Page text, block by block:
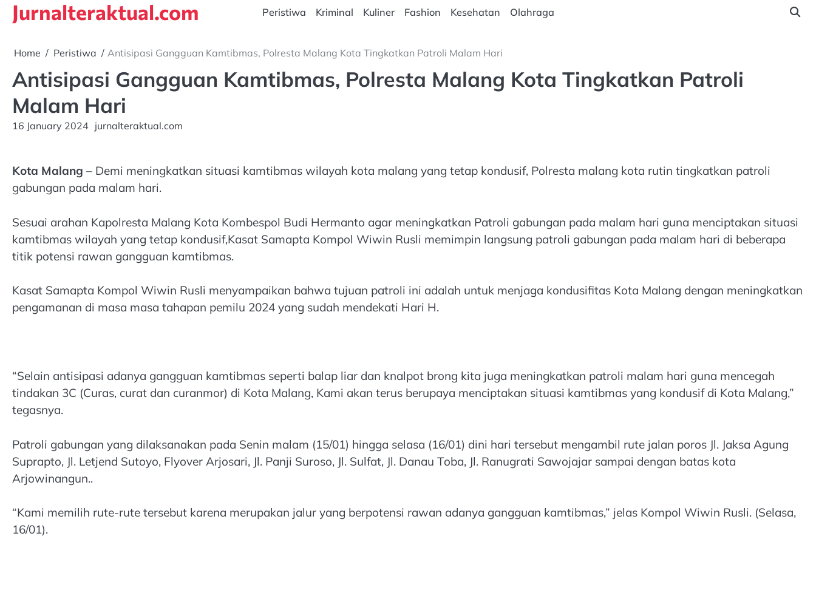
SkipJurnalteraktual.com Peristiwa Kriminal Kuliner Fashion Kesehatan Olahraga
Home Peristiwa Antisipasi Gangguan Kamtibmas, Polresta Malang Kota Tingkatkan Patroli Malam Hari
Antisipasi Gangguan Kamtibmas, Polresta Malang Kota Tingkatkan Patroli
Malam Hari
16 January 2024 jurnalteraktual.com
Kota Malang – Demi meningkatkan situasi kamtibmas wilayah kota malang yang tetap kondusif, Polresta malang kota rutin tingkatkan patroli
gabungan pada malam hari.
Sesuai arahan Kapolresta Malang Kota Kombespol Budi Hermanto agar meningkatkan Patroli gabungan pada malam hari guna menciptakan situasi
kamtibmas wilayah yang tetap kondusif,Kasat Samapta Kompol Wiwin Rusli memimpin langsung patroli gabungan pada malam hari di beberapa
titik potensi rawan gangguan kamtibmas.
Kasat Samapta Kompol Wiwin Rusli menyampaikan bahwa tujuan patroli ini adalah untuk menjaga kondusifitas Kota Malang dengan meningkatkan
pengamanan di masa masa tahapan pemilu 2024 yang sudah mendekati Hari H.
“Selain antisipasi adanya gangguan kamtibmas seperti balap liar dan knalpot brong kita juga meningkatkan patroli malam hari guna mencegah
tindakan 3C (Curas, curat dan curanmor) di Kota Malang, Kami akan terus berupaya menciptakan situasi kamtibmas yang kondusif di Kota Malang,”
tegasnya.
Patroli gabungan yang dilaksanakan pada Senin malam (15/01) hingga selasa (16/01) dini hari tersebut mengambil rute jalan poros Jl. Jaksa Agung
Suprapto, Jl. Letjend Sutoyo, Flyover Arjosari, Jl. Panji Suroso, Jl. Sulfat, Jl. Danau Toba, Jl. Ranugrati Sawojajar sampai dengan batas kota
Arjowinangun..
“Kami memilih rute-rute tersebut karena merupakan jalur yang berpotensi rawan adanya gangguan kamtibmas,” jelas Kompol Wiwin Rusli. (Selasa,
16/01).